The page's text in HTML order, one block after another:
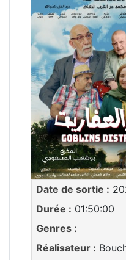
Date de sortie :
Durée : 01:50:00
Genres :
Réalisateur :